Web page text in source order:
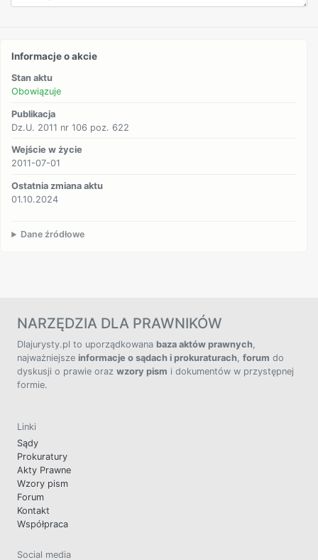
Informacje o akcie
Stan aktu
Obowiązuje
Publikacja
Dz.U. 2011 nr 106 poz. 622
Wejście w życie
2011-07-01
Ostatnia zmiana aktu
01.10.2024
Dane źródłowe
NARZĘDZIA DLA PRAWNIKÓW
Dlajurysty.pl to uporządkowana baza aktów prawnych,
najważniejsze informacje o sądach i prokuraturach, forum do
dyskusji o prawie oraz wzory pism i dokumentów w przystępnej
formie.
Linki
Sądy
Prokuratury
Akty Prawne
Wzory pism
Forum
Kontakt
Współpraca
Social media